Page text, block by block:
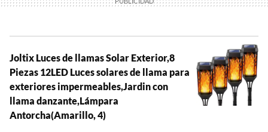
Joltix Luces de llamas Solar Exterior,8
Piezas 12LED Luces solares de llama para
exteriores impermeables,Jardin con
llama danzante,Lámpara
Antorcha(Amarillo, 4)